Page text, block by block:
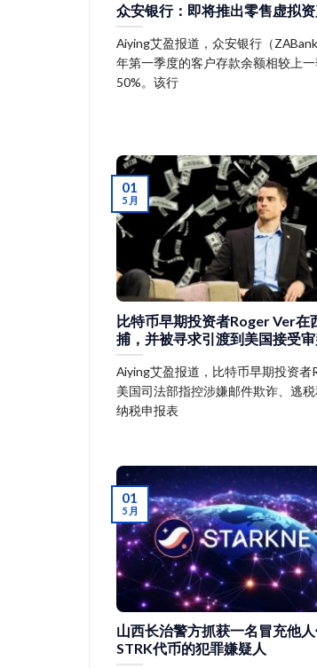
众安银行：即将推出零售虚拟
Aiying艾盈报道，众安银行（
年第一季度的客户存款余额相较上
50%。该行
比特币早期投资者Roger Ver在
捕，并被寻求引渡到美国接受
Aiying艾盈报道，比特币早期投资者
美国司法部指控涉嫌邮件欺诈、逃
纳税申报表
01
5 月
山西长治警方抓获一名冒充他
STRK代币的犯罪嫌疑人
01
5 月